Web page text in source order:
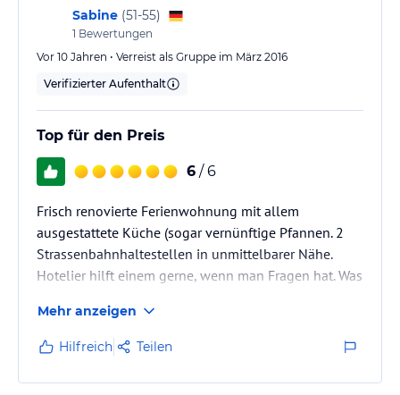
Sabine (51-55)
1 Bewertungen
Vor 10 Jahren • Verreist als Gruppe im März 2016
Verifizierter Aufenthalt
Top für den Preis
6 / 6
Frisch renovierte Ferienwohnung mit allem
ausgestattete Küche (sogar vernünftige Pfannen. 2
Strassenbahnhaltestellen in unmittelbarer Nähe.
Hotelier hilft einem gerne, wenn man Fragen hat. Was
Mehr anzeigen
Hilfreich Teilen